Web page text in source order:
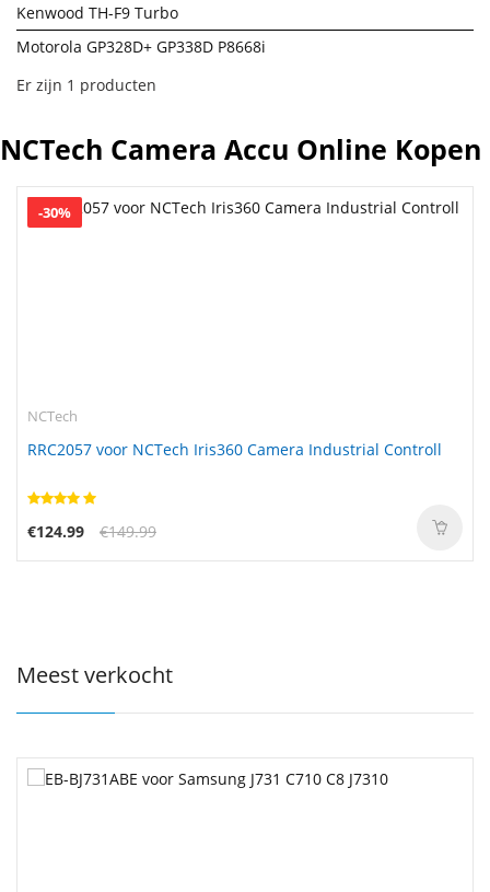
Kenwood TH-F9 Turbo
Motorola GP328D+ GP338D P8668i
Er zijn 1 producten
NCTech Camera Accu Online Kopen
-30%
NCTech
RRC2057 voor NCTech Iris360 Camera Industrial Controll
€124.99 €149.99
Meest verkocht